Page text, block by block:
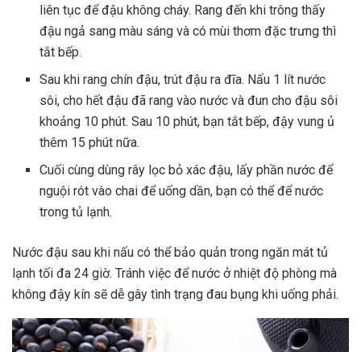
liên tục để đậu không cháy. Rang đến khi trông thấy
đậu ngả sang màu sáng và có mùi thơm đặc trưng thì
tắt bếp.
Sau khi rang chín đậu, trút đậu ra đĩa. Nấu 1 lít nước
sôi, cho hết đậu đã rang vào nước và đun cho đậu sôi
khoảng 10 phút. Sau 10 phút, bạn tắt bếp, đậy vung ủ
thêm 15 phút nữa.
Cuối cùng dùng rây lọc bỏ xác đậu, lấy phần nước để
nguội rót vào chai để uống dần, bạn có thể để nước
trong tủ lạnh.
Nước đậu sau khi nấu có thể bảo quản trong ngăn mát tủ
lạnh tối đa 24 giờ. Tránh việc để nước ở nhiệt độ phòng mà
không đậy kín sẽ dễ gây tình trạng đau bụng khi uống phải.